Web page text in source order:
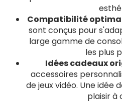
Compatibilité
sont conçus pour
large gamme de
les plus
Idées cadeaux
accessoires
de jeux vidéo. Une idée
plaisir à